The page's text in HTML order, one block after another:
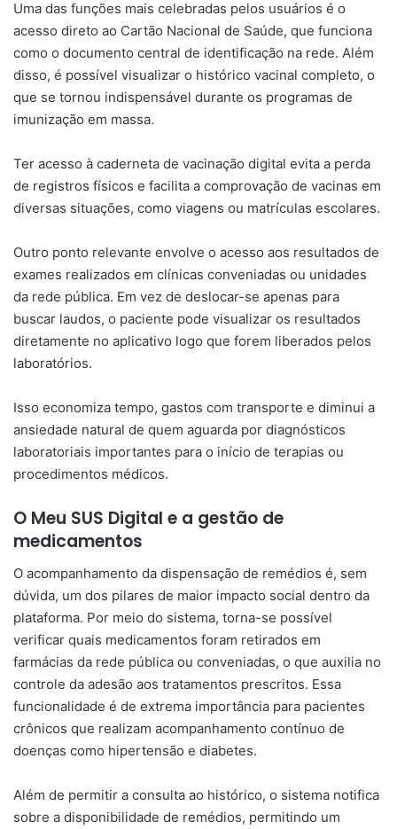
Uma das funções mais celebradas pelos usuários é o
acesso direto ao Cartão Nacional de Saúde, que funciona
como o documento central de identificação na rede. Além
disso, é possível visualizar o histórico vacinal completo, o
que se tornou indispensável durante os programas de
imunização em massa.
Ter acesso à caderneta de vacinação digital evita a perda
de registros físicos e facilita a comprovação de vacinas em
diversas situações, como viagens ou matrículas escolares.
Outro ponto relevante envolve o acesso aos resultados de
exames realizados em clínicas conveniadas ou unidades
da rede pública. Em vez de deslocar-se apenas para
buscar laudos, o paciente pode visualizar os resultados
diretamente no aplicativo logo que forem liberados pelos
laboratórios.
Isso economiza tempo, gastos com transporte e diminui a
ansiedade natural de quem aguarda por diagnósticos
laboratoriais importantes para o início de terapias ou
procedimentos médicos.
O Meu SUS Digital e a gestão de
medicamentos
O acompanhamento da dispensação de remédios é, sem
dúvida, um dos pilares de maior impacto social dentro da
plataforma. Por meio do sistema, torna-se possível
verificar quais medicamentos foram retirados em
farmácias da rede pública ou conveniadas, o que auxilia no
controle da adesão aos tratamentos prescritos. Essa
funcionalidade é de extrema importância para pacientes
crônicos que realizam acompanhamento contínuo de
doenças como hipertensão e diabetes.
Além de permitir a consulta ao histórico, o sistema notifica
sobre a disponibilidade de remédios, permitindo um